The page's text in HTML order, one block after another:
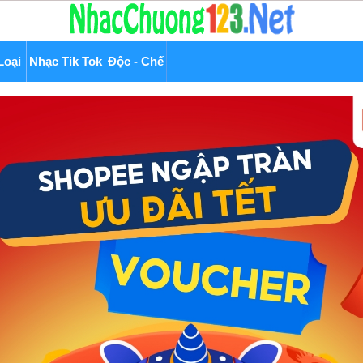
Nhạc Tik Tok Độc - Chế